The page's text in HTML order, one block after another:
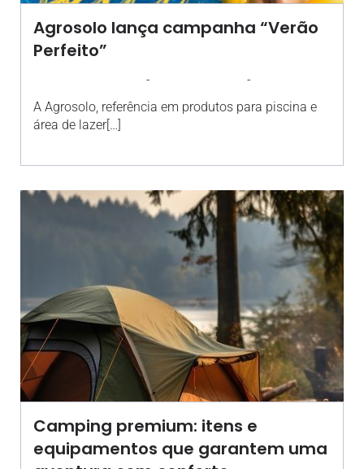
Agrosolo lança campanha “Verão
Perfeito”
- -
A Agrosolo, referência em produtos para piscina e
área de lazer[…]
Camping premium: itens e
equipamentos que garantem uma